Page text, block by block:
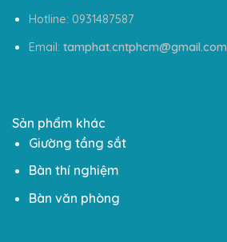
Hotline: 0931487587
Email: tamphat.cntphcm@gmail.com
Sản phẩm khác
Giường tầng sắt
Bàn thí nghiệm
Bàn văn phòng